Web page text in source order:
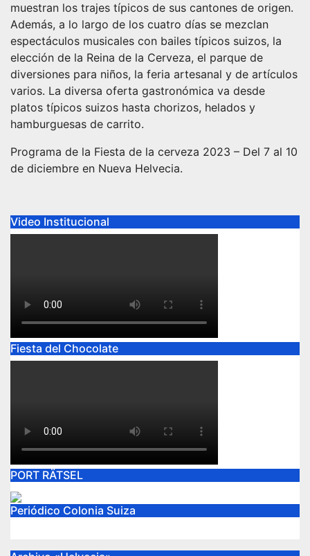
muestran los trajes típicos de sus cantones de origen.
Además, a lo largo de los cuatro días se mezclan
espectáculos musicales con bailes típicos suizos, la
elección de la Reina de la Cerveza, el parque de
diversiones para niños, la feria artesanal y de artículos
varios. La diversa oferta gastronómica va desde
platos típicos suizos hasta chorizos, helados y
hamburguesas de carrito.
Programa de la Fiesta de la cerveza 2023 – Del 7 al 10
de diciembre en Nueva Helvecia.
Video Institucional
Fiesta del Chocolate
PORT RÄTSEL
Periódico Colonia Suiza